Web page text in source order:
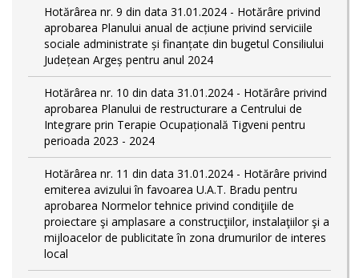
Hotărârea nr. 9 din data 31.01.2024 - Hotărâre privind
aprobarea Planului anual de acțiune privind serviciile
sociale administrate și finanțate din bugetul Consiliului
Județean Argeș pentru anul 2024
Hotărârea nr. 10 din data 31.01.2024 - Hotărâre privind
aprobarea Planului de restructurare a Centrului de
Integrare prin Terapie Ocupațională Tigveni pentru
perioada 2023 - 2024
Hotărârea nr. 11 din data 31.01.2024 - Hotărâre privind
emiterea avizului în favoarea U.A.T. Bradu pentru
aprobarea Normelor tehnice privind condiţiile de
proiectare şi amplasare a construcţiilor, instalaţiilor şi a
mijloacelor de publicitate în zona drumurilor de interes
local